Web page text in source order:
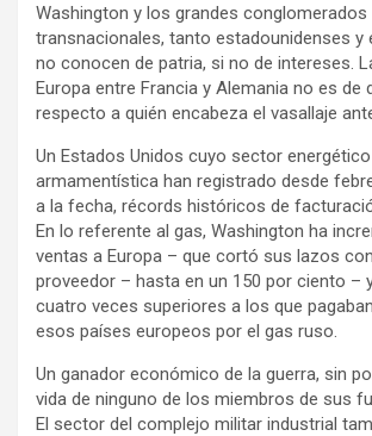
Washington y los grandes conglomerados
transnacionales, tanto estadounidenses y
no conocen de patria, si no de intereses.
Europa entre Francia y Alemania no es de
respecto a quién encabeza el vasallaje
Un Estados Unidos cuyo sector
armamentística han registrado desde
a la fecha, récords históricos de
En lo referente al gas, Washington ha
ventas a Europa – que cortó sus lazos
proveedor – hasta en un 150 por ciento –
cuatro veces superiores a los que
esos países europeos por el gas ruso.
Un ganador económico de la guerra, sin
vida de ninguno de los miembros de sus
El sector del complejo militar industrial